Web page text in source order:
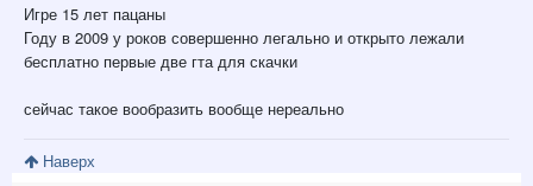
Игре 15 лет пацаны
Году в 2009 у роков совершенно легально и открыто лежали
бесплатно первые две гта для скачки
сейчас такое вообразить вообще нереально
Наверх